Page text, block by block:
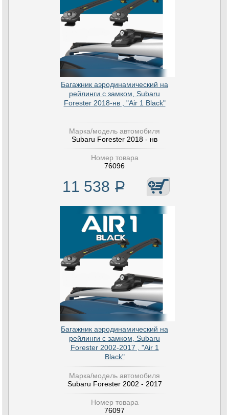
Багажник аэродинамический на
рейлинги с замком, Subaru
Forester 2018-нв , "Air 1 Black"
Марка/модель автомобиля
Subaru Forester 2018 - нв
Номер товара
76096
11 538 Р
Багажник аэродинамический на
рейлинги с замком, Subaru
Forester 2002-2017 , "Air 1
Black"
Марка/модель автомобиля
Subaru Forester 2002 - 2017
Номер товара
76097